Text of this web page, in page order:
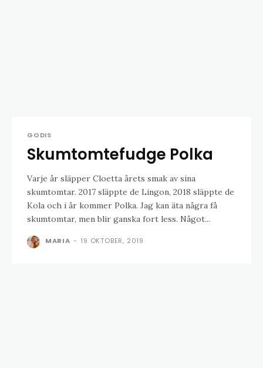
GODIS
Skumtomtefudge Polka
Varje år släpper Cloetta årets smak av sina
skumtomtar. 2017 släppte de Lingon, 2018 släppte de
Kola och i år kommer Polka. Jag kan äta några få
skumtomtar, men blir ganska fort less. Något...
MARIA - 19 OKTOBER, 2019